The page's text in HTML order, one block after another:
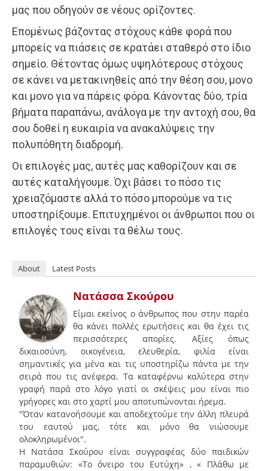
μας που οδηγούν σε νέους ορίζοντες.
Επομένως βάζοντας στόχους κάθε φορά που
μπορείς να πιάσεις σε κρατάει σταθερό στο ίδιο
σημείο. Θέτοντας όμως υψηλότερους στόχους
σε κάνει να μετακινηθείς από την θέση σου, μονο
και μονο για να πάρεις φόρα. Κάνοντας δύο, τρία
βήματα παραπάνω, ανάλογα με την αντοχή σου, θα
σου δοθεί η ευκαιρία να ανακαλύψεις την
πολυπόθητη διαδρομή.
Οι επιλογές μας, αυτές μας καθορίζουν και σε
αυτές καταλήγουμε. Όχι βάσει το πόσο τις
χρειαζόμαστε αλλά το πόσο μπορούμε να τις
υποστηρίξουμε. Επιτυχημένοι οι άνθρωποι που οι
επιλογές τους είναι τα θέλω τους.
About Latest Posts
Νατάσσα Σκούρου
Είμαι εκείνος ο άνθρωπος που στην παρέα
θα κάνει πολλές ερωτήσεις και θα έχει τις
περισσότερες απορίες. Αξίες όπως
δικαιοσύνη, οικογένεια, ελευθερία, φιλία είναι
σημαντικές για μένα και τις υποστηρίζω πάντα με την
σειρά που τις ανέφερα. Τα καταφέρνω καλύτερα στην
γραφή παρά στο λόγο γιατί οι σκέψεις μου είναι πιο
γρήγορες και στο χαρτί μου αποτυπώνονται ήρεμα.
"Όταν κατανοήσουμε και αποδεχτούμε την άλλη πλευρά
του εαυτού μας, τότε και μόνο θα νιώσουμε
ολοκληρωμένοι".
Η Νατάσα Σκούρου είναι συγγραφέας δύο παιδικών
παραμυθιών: «Το όνειρο του Ευτύχη» , « Πλάθω με